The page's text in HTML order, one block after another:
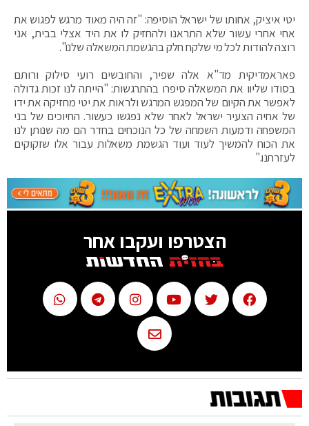
יטי איציק, אחותו של ישראל הוסיפה: "זה היה מאוד מרגש לפגוש את
אחי אחרי עשור שלא התראנו ולהחזיק לו את היד אצלי בבית, אני
רוצה להודות לכל מי שלקח חלק בהגשמת המשאלה שלנו".
פאראמדיקית מד"א אלה שפיר, והחובשים רועי סילוק ורותם
בסודו שליוו את המשאלה סיפרו בהתרגשות: "הייתה לנו זכות גדולה
לאפשר את הקיום של המפגש המרגש ולראות את יטי מחזיקה את ידו
של אחיה הצעיר ישראל לאחר שלא נפגשו כעשור. החיוכים של בני
המשפחה ודמעות השמחה של כל הנוכחים בחדר הם מה שנותן לנו
את הכוח להמשיך לעוד ועוד הגשמת משאלות עבור אלו שזקוקים
לעזרתנו."
הצטרפו ועקבו אחר